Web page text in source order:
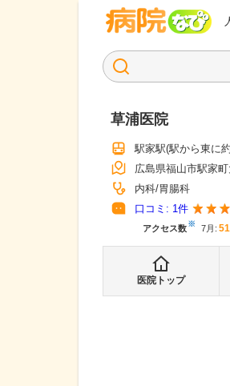
病
草浦医院
駅家駅(駅から東に
広島県福山市駅家
内科 胃腸科
口コミ: 1件
アクセス数※ 7月 : 51
医院トップ